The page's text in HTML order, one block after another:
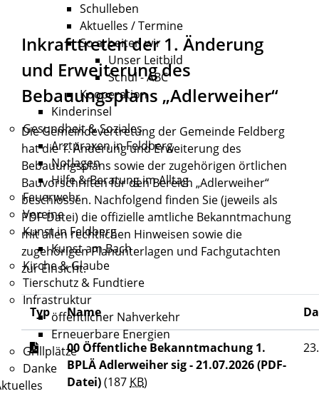
Schulleben
Aktuelles / Termine
So arbeiten wir
Unser Leitbild
Schul - ABC
Kooperation
Kinderinsel
Gesundheit & Soziales
Arztpraxen in Feldberg
Notlagen
Hilfe & Beratung im Alltag
Feuerwehr
Vereine
Kunst in Feldberg
Kunst am Bach
Kirche & Glaube
Tierschutz & Fundtiere
Infrastruktur
öffentlicher Nahverkehr
Erneuerbare Energien
Grillplätze
Danke
Inkrafttreten der 1. Änderung
und Erweiterung des
Bebauungsplans „Adlerweiher“
Die Gemeindevertretung der Gemeinde Feldberg
hat die 1. Änderung und Erweiterung des
Bebauungsplans sowie der zugehörigen örtlichen
Bauvorschriften für den Bereich „Adlerweiher“
beschlossen. Nachfolgend finden Sie (jeweils als
PDF-Datei) die offizielle amtliche Bekanntmachung
mit allen rechtlichen Hinweisen sowie die
zugehörigen Planunterlagen und Fachgutachten
zur Einsicht.
Typ Name
00 Öffentliche Bekanntmachung 1.
BPLÄ Adlerweiher sig - 21.07.2026 (PDF-
Datei)(187 KB)